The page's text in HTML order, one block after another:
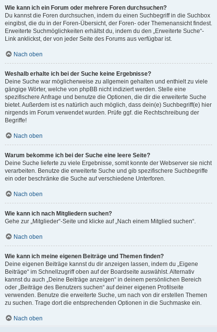
Wie kann ich ein Forum oder mehrere Foren durchsuchen?
Du kannst die Foren durchsuchen, indem du einen Suchbegriff in die Suchbox
eingibst, die du in der Foren-Übersicht, der Foren- oder Themenansicht findest.
Erweiterte Suchmöglichkeiten erhältst du, indem du den „Erweiterte Suche“-
Link anklickst, der von jeder Seite des Forums aus verfügbar ist.
Nach oben
Weshalb erhalte ich bei der Suche keine Ergebnisse?
Deine Suche war möglicherweise zu allgemein gehalten und enthielt zu viele
gängige Wörter, welche von phpBB nicht indiziert werden. Stelle eine
spezifischere Anfrage und benutze die Optionen, die dir die erweiterte Suche
bietet. Außerdem ist es natürlich auch möglich, dass dein(e) Suchbegriff(e) hier
nirgends im Forum verwendet wurden. Prüfe ggf. die Rechtschreibung der
Begriffe!
Nach oben
Warum bekomme ich bei der Suche eine leere Seite?
Deine Suche lieferte zu viele Ergebnisse, somit konnte der Webserver sie nicht
verarbeiten. Benutze die erweiterte Suche und gib spezifischere Suchbegriffe
ein oder beschränke die Suche auf verschiedene Unterforen.
Nach oben
Wie kann ich nach Mitgliedern suchen?
Gehe zur „Mitglieder“-Seite und klicke auf „Nach einem Mitglied suchen“.
Nach oben
Wie kann ich meine eigenen Beiträge und Themen finden?
Deine eigenen Beiträge kannst du dir anzeigen lassen, indem du „Eigene
Beiträge“ im Schnellzugriff oben auf der Boardseite auswählst. Alternativ
kannst du auch „Deine Beiträge anzeigen“ in deinem persönlichen Bereich
oder „Beiträge des Benutzers suchen“ auf deiner eigenen Profilseite
verwenden. Benutze die erweiterte Suche, um nach von dir erstellen Themen
zu suchen. Trage dort die entsprechenden Optionen in die Suchmaske ein.
Nach oben